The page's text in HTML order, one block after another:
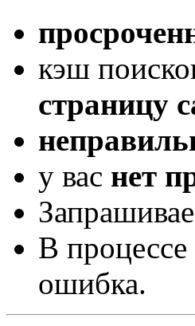
кэш
страницу
у вас нет
В
ошибка.